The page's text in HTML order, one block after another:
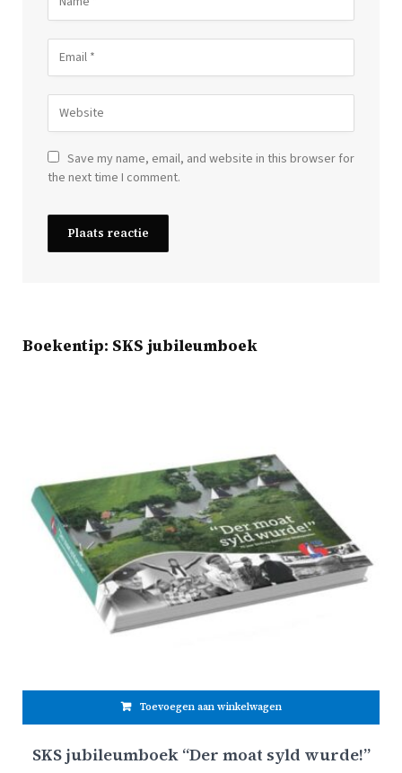
Save my name, email, and website in this browser for
the next time I comment.
Boekentip: SKS jubileumboek
Toevoegen aan winkelwagen
SKS jubileumboek “Der moat syld wurde!”